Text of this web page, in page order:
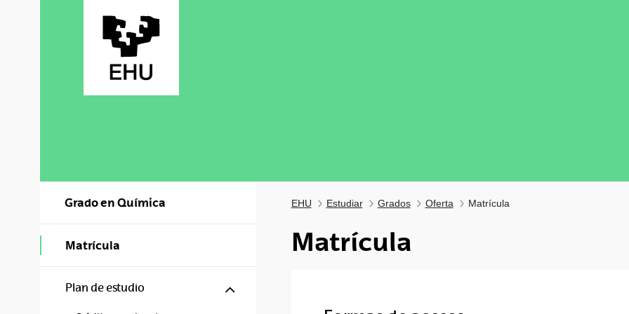
Grado en Química
Matrícula
Plan de estudio Mostrar/ocultar subpáginas
EHU Estudiar Grados Oferta Matrícula
Matrícula